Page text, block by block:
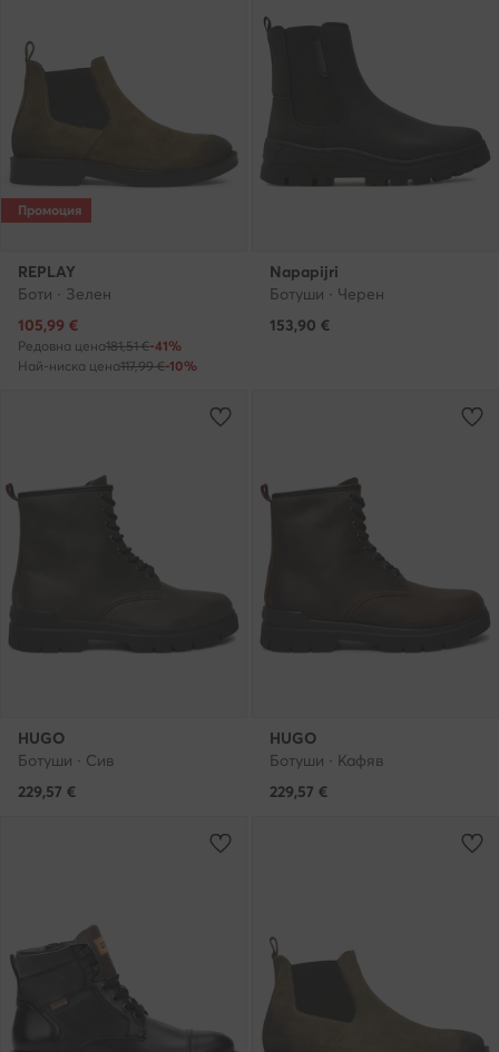
Промоция
REPLAY
Боти · Зелен
Актуална цена
105,99 €
Редовна цена181,51 €-41%
Най-ниска цена117,99 €-10%
Napapijri
Ботуши · Черен
153,90 €
HUGO
Ботуши · Сив
229,57 €
HUGO
Ботуши · Кафяв
229,57 €